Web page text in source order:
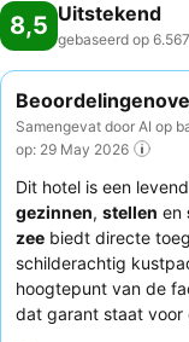
8,5 Uitstekend
gebaseerd op
Samengevat door AI op
op: 29 May 2026
Dit hotel is een
gezinnen, stellen en
zee biedt directe
schilderachtig
hoogtepunt van de
dat garant staat voor